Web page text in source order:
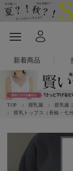
新着商品
TOP 授乳服 授乳服
授乳トップス（長袖・七